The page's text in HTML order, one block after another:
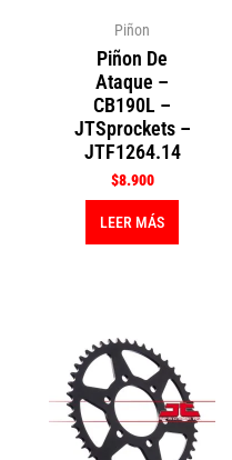
Piñon
Piñon De
Ataque –
CB190L –
JTSprockets –
JTF1264.14
$8.900
LEER MÁS